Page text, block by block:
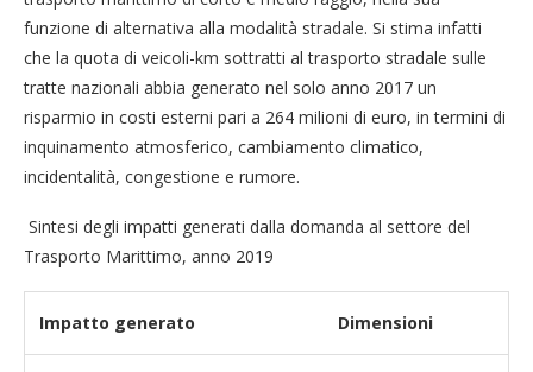
funzione di alternativa alla modalità stradale. Si stima infatti
che la quota di veicoli-km sottratti al trasporto stradale sulle
tratte nazionali abbia generato nel solo anno 2017 un
risparmio in costi esterni pari a 264 milioni di euro, in termini di
inquinamento atmosferico, cambiamento climatico,
incidentalità, congestione e rumore.
Sintesi degli impatti generati dalla domanda al settore del
Trasporto Marittimo, anno 2019
Impatto generato Dimensioni